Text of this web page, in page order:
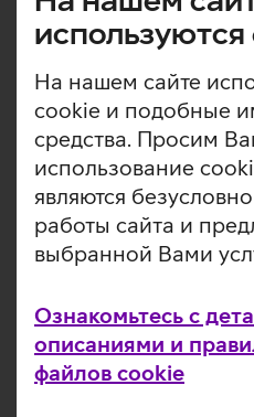
На нашем сайте
cookie и подобные
средства. Просим
использование
являются
работы сайта и
выбранной Вами
Ознакомьтесь с
описаниями и
файлов cookie
Скидка 100 €
на
год
Финансирование со
2 бесплатныхзвонка
Как
Закажите лицензии